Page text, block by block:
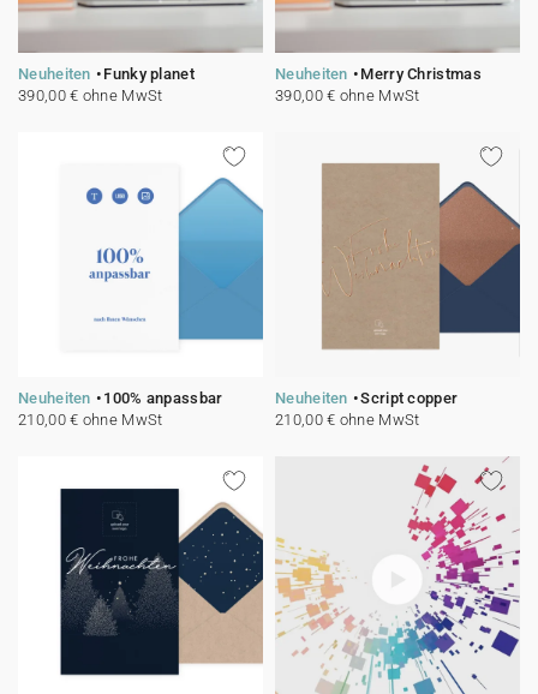
Neuheiten
Funky planet
390,00 € ohne MwSt
Neuheiten
Merry Christmas
390,00 € ohne MwSt
Neuheiten
100% anpassbar
210,00 € ohne MwSt
Neuheiten
Script copper
210,00 € ohne MwSt